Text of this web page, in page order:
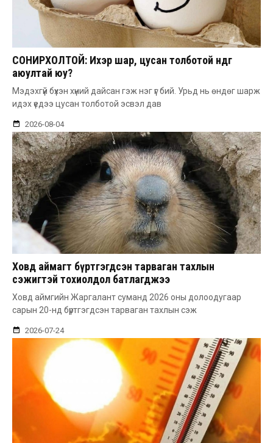
СОНИРХОЛТОЙ: Ихэр шар, цусан толботой өндөг
аюултай юу?
Мэдэхгүй бүхэн хүний дайсан гэж нэг үг бий. Урьд нь өндөг шарж
идэх үедээ цусан толботой эсвэл дав
2026-08-04
Ховд аймагт бүртгэгдсэн тарваган тахлын
сэжигтэй тохиолдол батлагджээ
Ховд аймгийн Жаргалант суманд 2026 оны долоодугаар
сарын 20-нд бүртгэгдсэн тарваган тахлын сэж
2026-07-24